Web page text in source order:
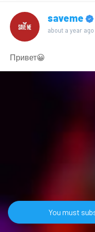
saveme
about a year ago
Привет😀
You must